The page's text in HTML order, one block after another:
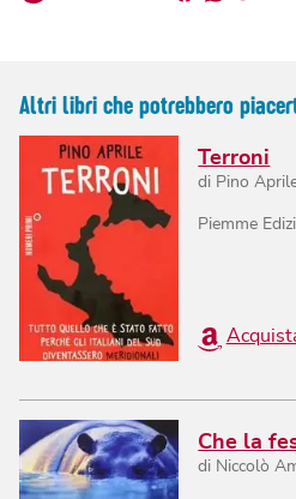
Altri libri che potrebbero
Terroni
di Pino
Piemme
Che la
di Niccolò